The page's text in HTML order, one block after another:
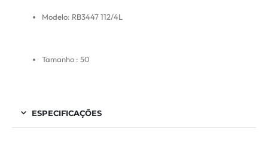
Modelo: RB3447 112/4L
Tamanho : 50
ESPECIFICAÇÕES